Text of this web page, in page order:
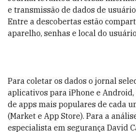
e transmissão de dados de
Entre a descobertas estão
aparelho, senhas e local do
Para coletar os dados o jornal
aplicativos para iPhone e
de apps mais populares de cada
(Market e App Store). Para a
especialista em segurança David